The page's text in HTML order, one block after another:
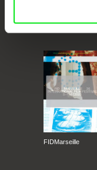
FIDMarseille